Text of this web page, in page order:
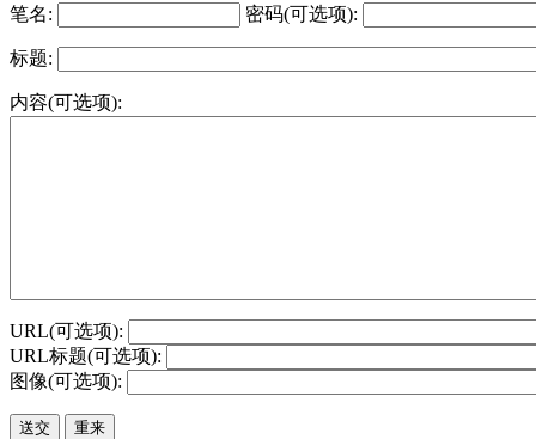
笔名: 密码(可选项):
标题:
内容(可选项):
URL(可选项):
URL标题(可选项):
图像(可选项):